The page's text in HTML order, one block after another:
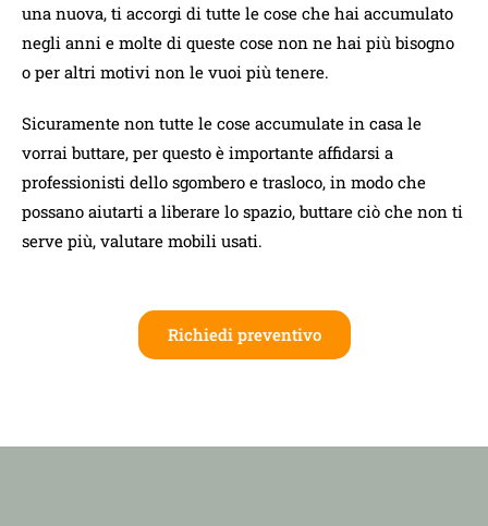
una nuova, ti accorgi di tutte le cose che hai accumulato
negli anni e molte di queste cose non ne hai più bisogno
o per altri motivi non le vuoi più tenere.
Sicuramente non tutte le cose accumulate in casa le
vorrai buttare, per questo è importante affidarsi a
professionisti dello sgombero e trasloco, in modo che
possano aiutarti a liberare lo spazio, buttare ciò che non ti
serve più, valutare mobili usati.
Richiedi preventivo